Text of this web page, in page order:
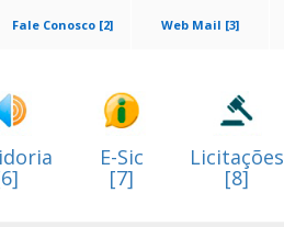
Web Mail [3]
Fale Conosco [2]
E-Sic
[7]
Licitações
[8]